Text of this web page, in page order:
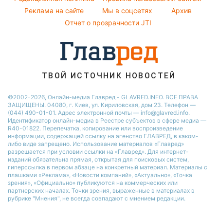
Ани Лорак
Кейт Миддлтон
Реклама на сайте
Мы в соцсетях
Архив
Отчет о прозрачности JTI
ТВОЙ ИСТОЧНИК НОВОСТЕЙ
©2002-2026, Онлайн-медиа Главред - GLAVRED.INFO. ВСЕ ПРАВА
ЗАЩИЩЕНЫ. 04080, г. Киев, ул. Кириловская, дом 23. Телефон —
(044) 490-01-01. Адрес электронной почты — info@glavred.info.
Идентификатор онлайн-медиа в Реестре cубъектов в сфере медиа —
R40-01822. Перепечатка, копирование или воспроизведение
информации, содержащей ссылку на агенство ГЛАВРЕД, в каком-
либо виде запрещено. Использование материалов «Главред»
разрешается при условии ссылки на «Главред». Для интернет-
изданий обязательна прямая, открытая для поисковых систем,
гиперссылка в первом абзаце на конкретный материал. Материалы с
плашками «Реклама», «Новости компаний», «Актуально», «Точка
зрения», «Официально» публикуются на коммерческих или
партнерских началах. Точки зрения, выраженные в материалах в
рубрике "Мнения", не всегда совпадают с мнением редакции.